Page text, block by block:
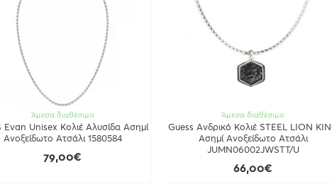
Άμεσα διαθέσιμο
Evan Unisex Κολιέ Αλυσίδα Ασημί
Ανοξείδωτο Ατσάλι 1580584
79,00€
Άμεσα διαθέσιμο
Guess Ανδρικό Κολιέ STEEL LION
Ασημί Ανοξείδωτο Ατσάλι
JUMN06002JWSTT/U
66,00€